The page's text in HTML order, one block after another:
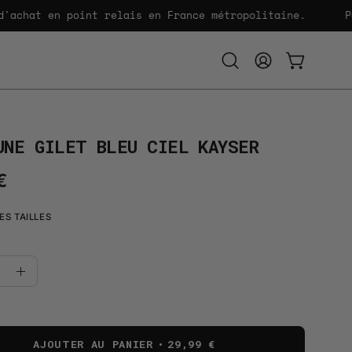
en point relais en France métropolitaine.
Ouvrir
MON
OUVRIR
GILET BLEU CIEL KAYSER
TAILLES
Augmenter
AJOUTER AU PANIER 29,99 €